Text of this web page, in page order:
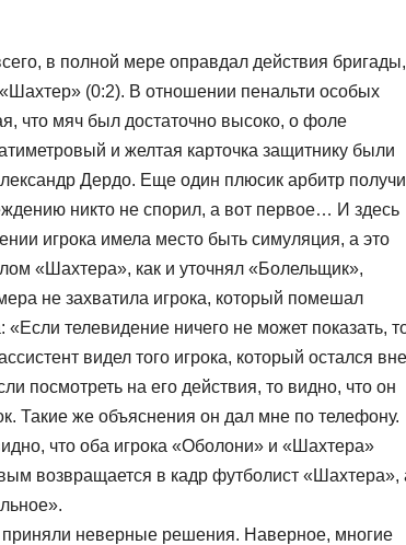
в полной мере оправдал действия бригады,
(0:2). В отношении пенальти особых
что мяч был достаточно высоко, о фоле
и желтая карточка защитнику были
Дердо. Еще один плюсик арбитр
никто не спорил, а вот первое… И здесь
игрока имела место быть симуляция, а это
«Шахтера», как и уточнял «Болельщик»,
не захватила игрока, который помешал
телевидение ничего не может показать,
видел того игрока, который остался вне
посмотреть на его действия, то видно, что он
Такие же объяснения он дал мне по телефону.
что оба игрока «Оболони» и «Шахтера»
возвращается в кадр футболист «Шахтера»,
неверные решения. Наверное, многие